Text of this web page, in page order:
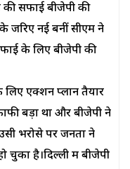
की सफाई बीजेपी की
जरिए नई बनीं सीएम ने
के लिए बीजेपी की
लिए एक्शन प्लान तैयार
बड़ा था और बीजेपी ने
भरोसे पर जनता ने
है।दिल्ली में बीजेपी